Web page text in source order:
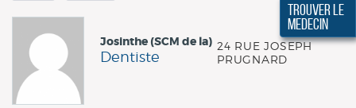
Josinthe (SCM de la)
Dentiste
24 RUE JOSEPH
PRUGNARD
Trouver le
Medecin